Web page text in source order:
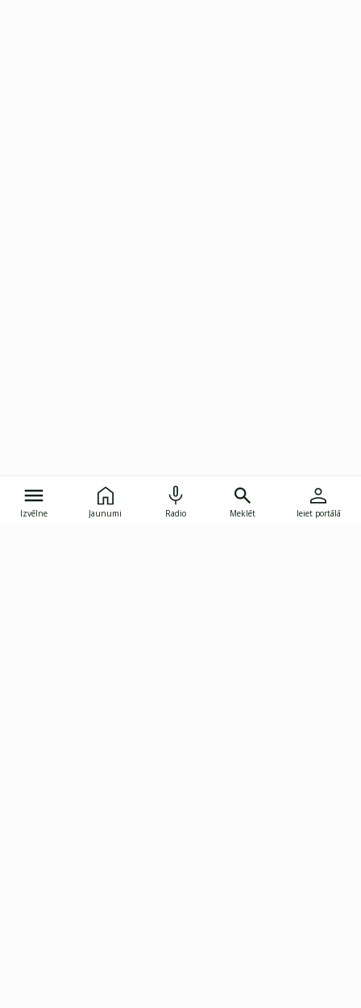
Izvēlne Jaunumi Radio Meklēt Ieiet portālā